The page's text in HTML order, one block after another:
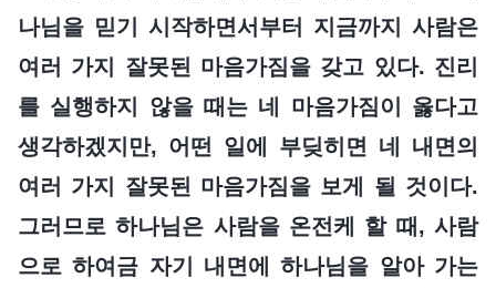
나님을 믿기 시작하면서부터 지금까지 사람은
여러 가지 잘못된 마음가짐을 갖고 있다. 진리
를 실행하지 않을 때는 네 마음가짐이 옳다고
생각하겠지만, 어떤 일에 부딪히면 네 내면의
여러 가지 잘못된 마음가짐을 보게 될 것이다.
그러므로 하나님은 사람을 온전케 할 때, 사람
으로 하여금 자기 내면에 하나님을 알아 가는